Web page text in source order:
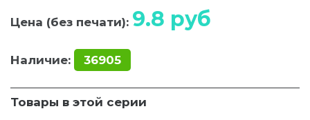
Цена (без печати): 9.8 руб
Наличие: 36905
Товары в этой серии